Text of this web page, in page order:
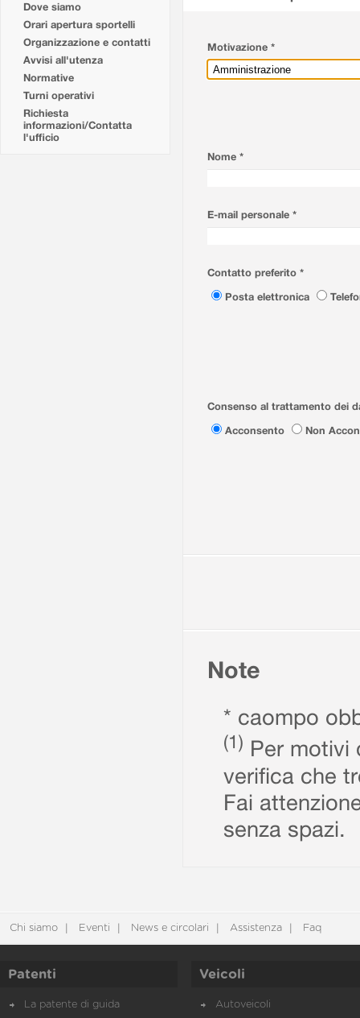
Dove siamo
Orari apertura sportelli
Organizzazione e contatti
Avvisi all'utenza
Normative
Turni operativi
Richiesta
informazioni/Contatta
l'ufficio
Motivazione *
Nome *
E-mail personale *
Contatto preferito *
Posta elettronica
Consenso al trattamento dei
Acconsento
Non
Note
* caompo
(1) Per motivi
verifica che
Fai
senza spazi.
Chi siamo Eventi News e circolari Assistenza Faq
Patenti
La patente di guida
Veicoli
Autoveicoli